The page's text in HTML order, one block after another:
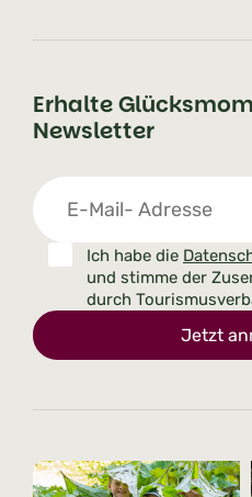
Erhalte
Newsletter
Ich habe die
und stimme der
durch
Jetzt